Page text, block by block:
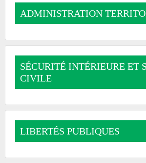
ADMINISTRATION
SÉCURITÉ INTÉRIEURE ET
CIVILE
LIBERTÉS PUBLIQUES